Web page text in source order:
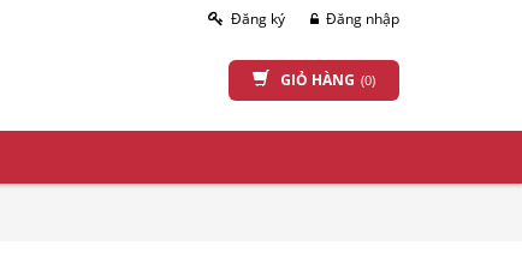
Đăng ký Đăng nhập
GIỎ HÀNG (0)